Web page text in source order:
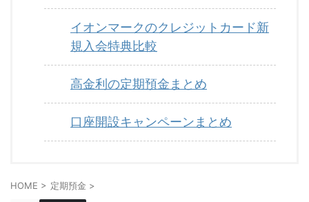
イオンマークのクレジットカード新
規入会特典比較
高金利の定期預金まとめ
口座開設キャンペーンまとめ
HOME > 定期預金 >